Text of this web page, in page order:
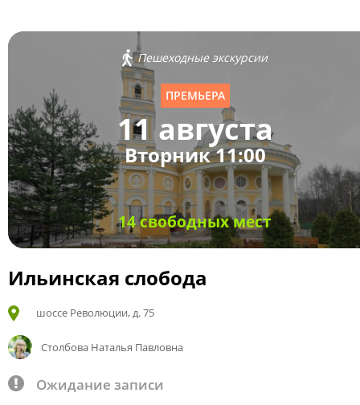
Пешеходные экскурсии
ПРЕМЬЕРА
11 августа
Вторник 11:00
14 свободных мест
Ильинская слобода
шоссе Революции, д. 75
Столбова Наталья Павловна
Ожидание записи